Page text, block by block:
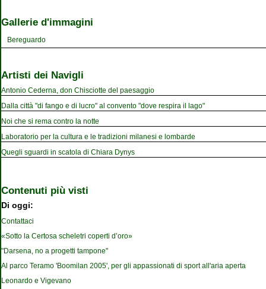
Gallerie d'immagini
Bereguardo
Artisti dei Navigli
Antonio Cederna, don Chisciotte del paesaggio
Dalla città "di fango e di lucro" al convento "dove respira il lago"
Noi che si rema contro la notte
Laboratorio per la cultura e le tradizioni milanesi e lombarde
Quegli sguardi in scatola di Chiara Dynys
Contenuti più visti
Di oggi:
Contattaci
«Sotto la Certosa scheletri coperti d’oro»
"Darsena, no a progetti tampone"
Al parco Teramo 'Boomilan 2005', per gli appassionati di sport all'aria aperta
Leonardo e Vigevano